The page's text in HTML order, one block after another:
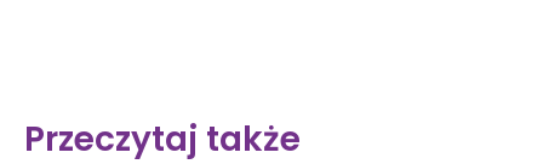
Przeczytaj także